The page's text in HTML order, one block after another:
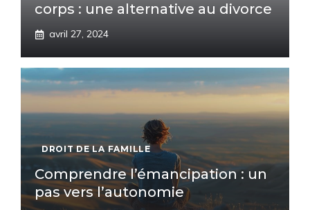
corps : une alternative au divorce
avril 27, 2024
DROIT DE LA FAMILLE
Comprendre l’émancipation : un
pas vers l’autonomie